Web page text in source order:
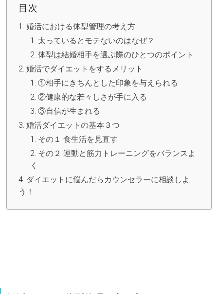
目次
婚活における体型管理の考え方
太っているとモテないのはなぜ？
体型は結婚相手を選ぶ際のひとつのポイント
婚活でダイエットをするメリット
①相手にきちんとした印象を与えられる
②健康的な若々しさが手に入る
③自信が生まれる
婚活ダイエットの基本３つ
その１ 食生活を見直す
その２ 運動と筋力トレーニングをバランスよ
く
ダイエットに悩んだらカウンセラーに相談しよ
う！